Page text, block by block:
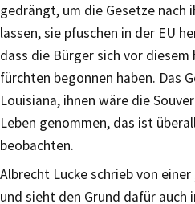
gedrängt, um die Gesetze nach
lassen, sie pfuschen in der EU
dass die Bürger sich vor
fürchten begonnen haben. Das
Louisiana, ihnen wäre die
Leben genommen, das ist
beobachten.
Albrecht Lucke schrieb von
und sieht den Grund dafür auch